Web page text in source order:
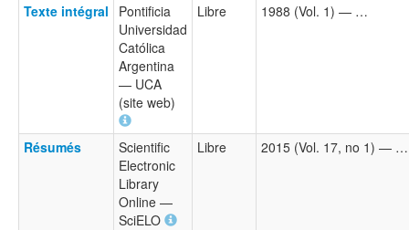
Texte intégral
Pontificia
Universidad
Católica
Argentina
— UCA
(site web)
Libre 1988 (Vol. 1) — …
Résumés
Scientific
Electronic
Library
Online —
SciELO
Libre 2015 (Vol. 17, no 1) — …